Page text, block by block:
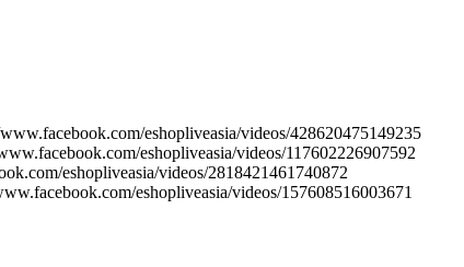
eshopliveasia/videos/428620475149235
eshopliveasia/videos/117602226907592
eshopliveasia/videos/2818421461740872
eshopliveasia/videos/157608516003671